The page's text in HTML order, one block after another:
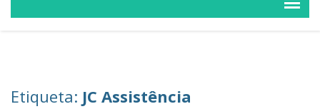
Etiqueta: JC Assistência